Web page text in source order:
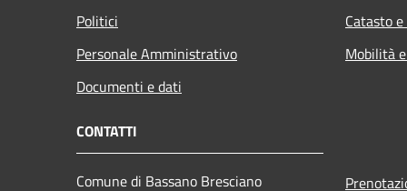
Politici
Personale Amministrativo
Documenti e dati
Catasto
Mobilità
CONTATTI
Comune di Bassano Bresciano